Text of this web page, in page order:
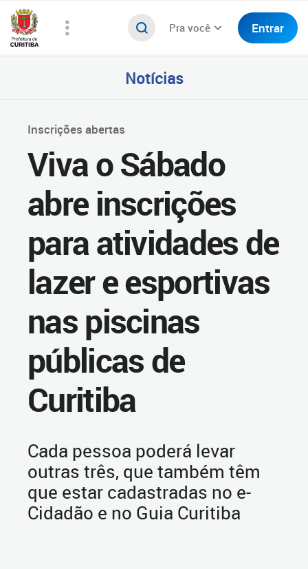
Pra você Entrar
Notícias
Inscrições abertas
Viva o Sábado
abre inscrições
para atividades de
lazer e esportivas
nas piscinas
públicas de
Curitiba
Cada pessoa poderá levar
outras três, que também têm
que estar cadastradas no e-
Cidadão e no Guia Curitiba